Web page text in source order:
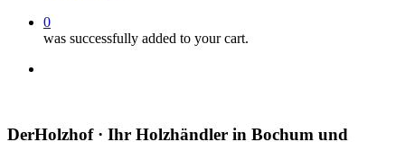
0
was successfully added to your cart.
DerHolzhof · Ihr Holzhändler in Bochum und